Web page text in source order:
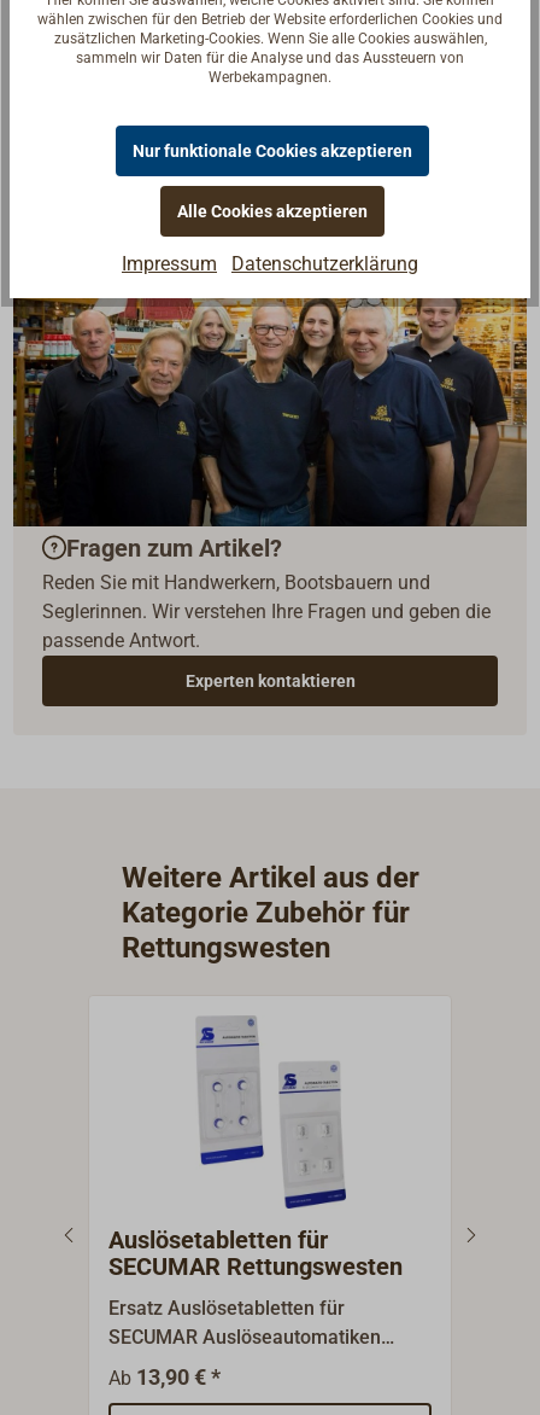
PDF: 3213-024 DANIAMANT W4-A LED Lifejacket
light MED certificate Modul B
TECHNICAL DATA SHEET
Fragen zum Artikel?
Reden Sie mit Handwerkern, Bootsbauern und
Seglerinnen. Wir verstehen Ihre Fragen und geben die
passende Antwort.
Experten kontaktieren
Weitere Artikel aus der
Kategorie Zubehör für
Rettungswesten
Auslösetabletten für
SECUMAR Rettungswesten
Ersatz Auslösetabletten für
SECUMAR Auslöseautomatiken
SECUMATIC 3001S und 4001S.
Ab 13,90 € *
wählen zwischen für den Betrieb der Website erforderlichen Cookies und
zusätzlichen Marketing-Cookies. Wenn Sie alle Cookies auswählen,
sammeln wir Daten für die Analyse und das Aussteuern von
Werbekampagnen.
Nur funktionale Cookies akzeptieren
Alle Cookies akzeptieren
Impressum Datenschutzerklärung